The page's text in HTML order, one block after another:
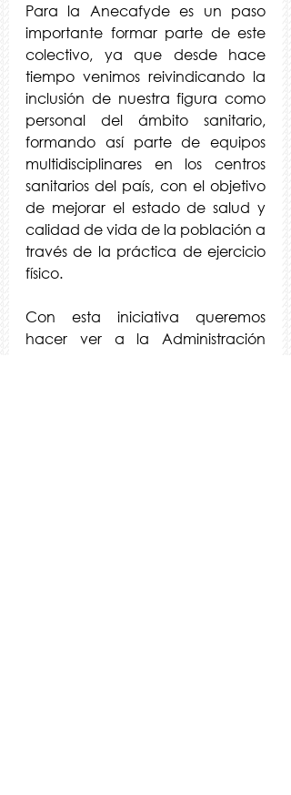
Para la Anecafyde es un paso
importante formar parte de este
colectivo, ya que desde hace
tiempo venimos reivindicando la
inclusión de nuestra figura como
personal del ámbito sanitario,
formando así parte de equipos
multidisciplinares en los centros
sanitarios del país, con el objetivo
de mejorar el estado de salud y
calidad de vida de la población a
través de la práctica de ejercicio
físico.
Con esta iniciativa queremos
hacer ver a la Administración